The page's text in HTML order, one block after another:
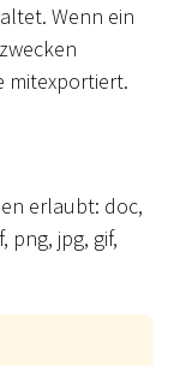
Wenn ein
mitexportiert.
erlaubt: doc,
png, jpg, gif,